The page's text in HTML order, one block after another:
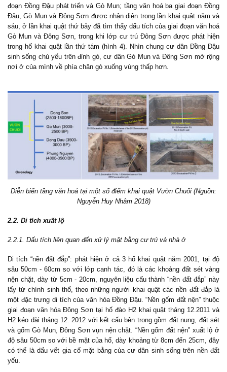
đoạn Đồng Đậu phát triển và Gò Mun; tầng văn hoá ba giai đoạn Đồng
Đậu, Gò Mun và Đông Sơn được nhận diện trong lần khai quật năm và
sáu, ở lần khai quật thứ bảy đã tìm thấy dấu tích của giai đoạn văn hoá
Gò Mun và Đông Sơn, trong khi lớp cư trú Đông Sơn được phát hiện
trong hố khai quật lần thứ tám (hình 4). Nhìn chung cư dân Đồng Đậu
sinh sống chủ yếu trên đỉnh gò, cư dân Gò Mun và Đông Sơn mở rộng
nơi ở của mình về phía chân gò xuống vùng thấp hơn.
Diễn biến tầng văn hoá tại một số điểm khai quật Vườn Chuối (Nguồn:
Nguyễn Huy Nhâm 2018)
2.2. Di tích xuất lộ
2.2.1. Dấu tích liên quan đến xử lý mặt bằng cư trú và nhà ở
Di tích “nền đất đắp”: phát hiện ở cả 3 hố khai quật năm 2001, tại độ
sâu 50cm - 60cm so với lớp canh tác, đó là các khoảng đất sét vàng
nện chặt, dày từ 5cm - 20cm, nguyên liệu cấu thành “nền đất đắp” này
lấy từ chính sinh thổ, theo những người khai quật các nền đất đắp là
một đặc trưng di tích của văn hóa Đồng Đậu. “Nền gốm đất nện” thuộc
giai đoạn văn hóa Đông Sơn tại hố đào H2 khai quật tháng 12.2011 và
H2 kéo dài tháng 12. 2012 với kết cấu bên trong gồm đất nung, đất sét
và gốm Gò Mun, Đông Sơn vụn nện chặt. “Nền gốm đất nện” xuất lộ ở
độ sâu 50cm so với bề mặt của hố, dày khoảng từ 8cm đến 25cm, đây
có thể là dấu vết gia cố mặt bằng của cư dân sinh sống trên nền đất
yếu.